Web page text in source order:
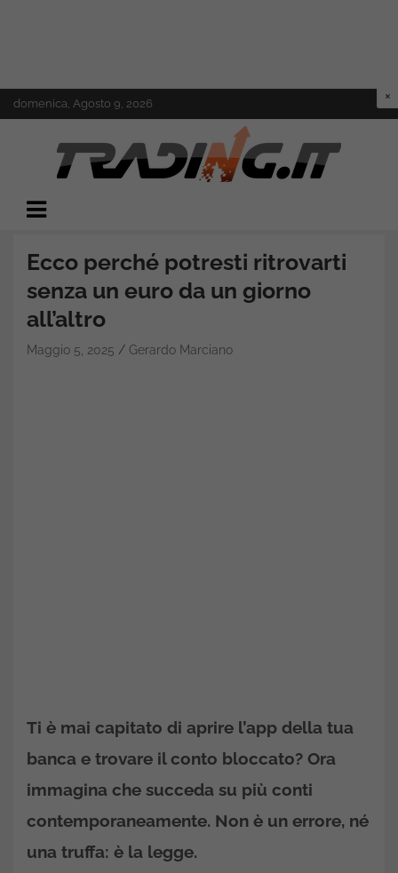
Skip
to
domenica, Agosto 9, 2026
Trading.it
Ecco perché potresti ritrovarti
senza un euro da un giorno
all’altro
Maggio 5, 2025 Gerardo Marciano
​Ti è mai capitato di aprire l’app della tua
banca e trovare il conto bloccato? Ora
immagina che succeda su più conti
contemporaneamente. Non è un errore, né
una truffa: è la legge.